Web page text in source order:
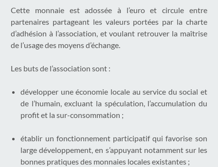
Cette monnaie est adossée à l’euro et circule entre
partenaires partageant les valeurs portées par la charte
d’adhésion à l’association, et voulant retrouver la maîtrise
de l’usage des moyens d’échange.
Les buts de l’association sont :
développer une économie locale au service du social et
de l’humain, excluant la spéculation, l’accumulation du
profit et la sur-consommation ;
établir un fonctionnement participatif qui favorise son
large développement, en s’appuyant notamment sur les
bonnes pratiques des monnaies locales existantes ;